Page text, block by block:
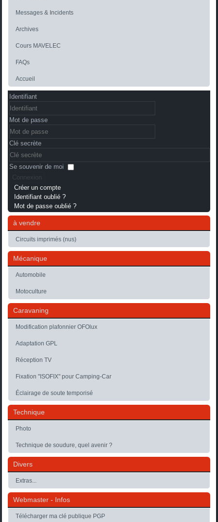
Messages & Incidents
Archives
Cours MAVELEC
FAQs
Accueil
Identifiant
Mot de passe
Clé secrète
Se souvenir de moi
Connexion
Créer un compte
Identifiant oublié ?
Mot de passe oublié ?
à vendre
Circuits imprimés (nus)
Mécanique
Automobile
Motoculture
Caravaning
Modification plafonnier OFOlux
Adaptation GPL
Réception TV
Fixation "ISOFIX" pour Camping-Car
Éclairage de soute temporisé
Technique
Photo
Technique de soudure, quel avenir ?
Divers
Extras...
Webmaster - Infos
Télécharger ma clé publique PGP